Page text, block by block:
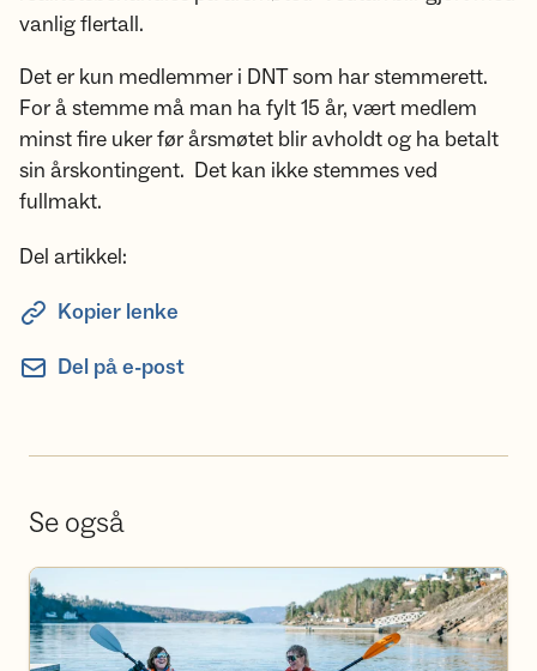
vanlig flertall.
Det er kun medlemmer i DNT som har stemmerett.
For å stemme må man ha fylt 15 år, vært medlem
minst fire uker før årsmøtet blir avholdt og ha betalt
sin årskontingent. Det kan ikke stemmes ved
fullmakt.
Del artikkel:
Kopier lenke
Del på e-post
Se også
Se aktivitetskalender